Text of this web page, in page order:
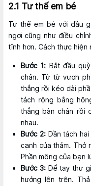
2.1 Tư thế em bé
Tư thế em bé với đầu
ngơi cũng như điều
tĩnh hơn. Cách thực hiện
Bước 1: Bắt đầu
chân. Từ từ vươn
thẳng rồi kéo dài
tách rộng bằng
thẳng bàn chân rồi
nhau.
Bước 2:Dần tách hai
cạnh của thảm. Thở
Phần mông của bạn
Bước 3:Để tay thư
hướng lên trên.